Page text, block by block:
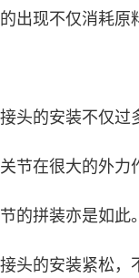
出现不仅消耗
头的安装不仅过
节在很大的外
的拼装亦是如此。
头的安装紧松